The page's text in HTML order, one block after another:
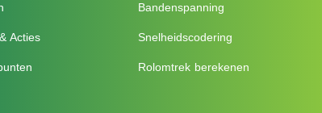
Acties
Bandenspanning
Snelheidscodering
Rolomtrek berekenen